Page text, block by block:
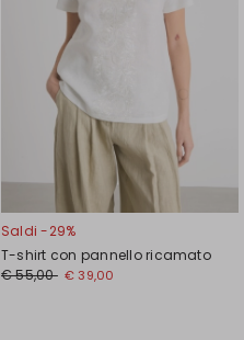
Saldi -29%
T-shirt con pannello ricamato
€ 55,00 € 39,00